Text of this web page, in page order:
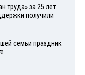
труда» за 25 лет
получили
семьи праздник